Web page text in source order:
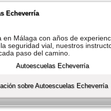
Echeverría
en Málaga con años de
seguridad vial, nuestros
paso del camino.
sobre Autoescuelas Echeverría